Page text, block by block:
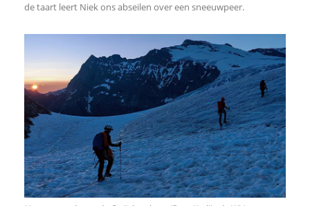
de taart leert Niek ons abseilen over een sneeuwpeer.